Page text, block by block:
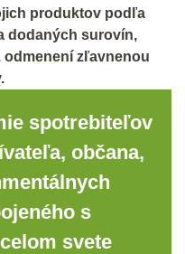
produktov podľa
dodaných surovín,
odmenení zľavnenou
spotrebiteľov
občana,
s
svete